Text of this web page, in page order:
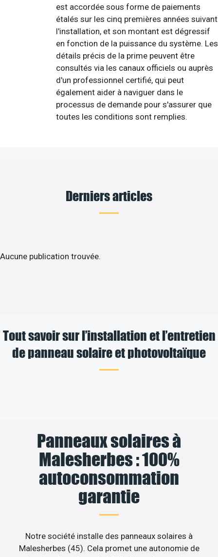
est accordée sous forme de paiements
étalés sur les cinq premières années suivant
l'installation, et son montant est dégressif
en fonction de la puissance du système. Les
détails précis de la prime peuvent être
consultés via les canaux officiels ou auprès
d'un professionnel certifié, qui peut
également aider à naviguer dans le
processus de demande pour s'assurer que
toutes les conditions sont remplies.
Derniers articles
Aucune publication trouvée.
Tout savoir sur l’installation et l’entretien
de panneau solaire et photovoltaïque
Panneaux solaires à
Malesherbes : 100%
autoconsommation
garantie
Notre société installe des panneaux solaires à
Malesherbes (45). Cela promet une autonomie de